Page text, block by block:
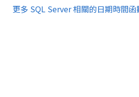
更多 SQL Server 相關的日期時間